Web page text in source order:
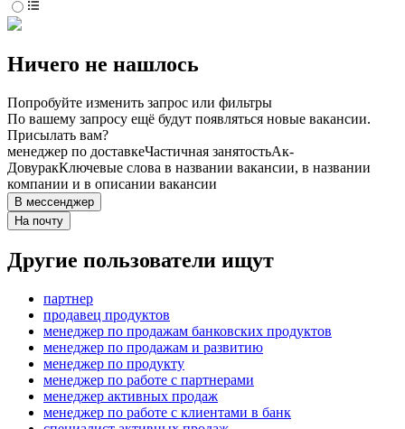
Ничего не нашлось
Попробуйте изменить запрос или фильтры
По вашему запросу ещё будут появляться новые вакансии.
Присылать вам?
менеджер по доставкеЧастичная занятостьАк-
ДовуракКлючевые слова в названии вакансии, в названии
компании и в описании вакансии
В мессенджер
На почту
Другие пользователи ищут
партнер
продавец продуктов
менеджер по продажам банковских продуктов
менеджер по продажам и развитию
менеджер по продукту
менеджер по работе с партнерами
менеджер активных продаж
менеджер по работе с клиентами в банк